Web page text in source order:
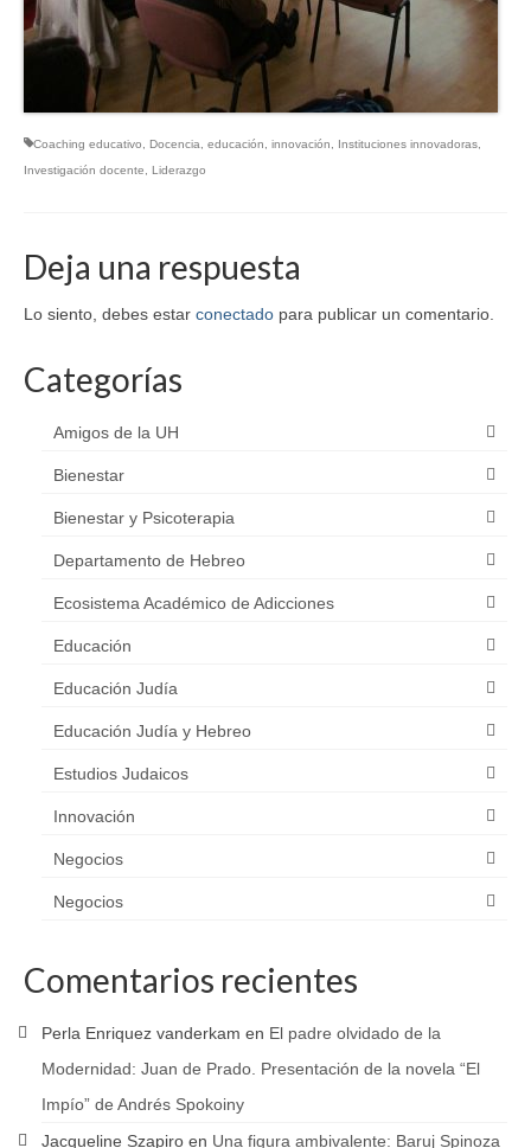
Coaching educativo Docencia educación innovación Instituciones innovadoras
Investigación docente
Liderazgo
Deja una respuesta
Lo siento, debes estar conectado para publicar un comentario.
Categorías
Amigos de la UH
Bienestar
Bienestar y Psicoterapia
Departamento de Hebreo
Ecosistema Académico de Adicciones
Educación
Educación Judía
Educación Judía y Hebreo
Estudios Judaicos
Innovación
Negocios
Negocios
Comentarios recientes
Perla Enriquez vanderkam en El padre olvidado de la
Modernidad: Juan de Prado. Presentación de la novela “El
Impío” de Andrés Spokoiny
Jacqueline Szapiro en Una figura ambivalente: Baruj Spinoza